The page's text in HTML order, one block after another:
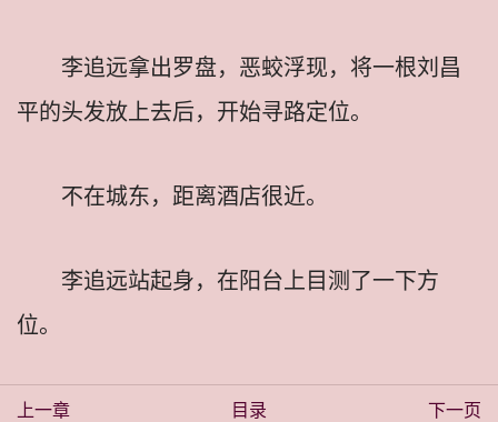
李追远拿出罗盘，恶蛟浮现，将一根刘昌
平的头发放上去后，开始寻路定位。
不在城东，距离酒店很近。
李追远站起身，在阳台上目测了一下方
位。
上一章 目录 下一页